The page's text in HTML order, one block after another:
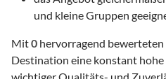
und kleine Gruppen
Mit0 hervorragend
Destination eine konstant